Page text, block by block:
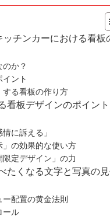
チンカーにおける看板
か？
ント
する看板の作り方
看板デザインのポイン
に訴える」
の効果的な使い方
定デザイン」の力
たくなる文字と写真の
ー配置の黄金法則
ール